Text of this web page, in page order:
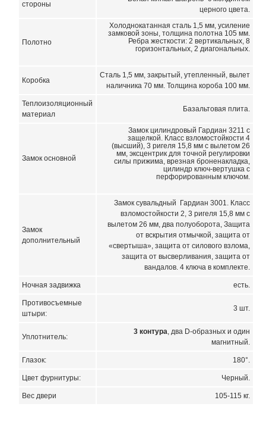
стороны
церного цвета.
Полотно
Холоднокатанная сталь 1,5 мм, усиление
замковой зоны, толщина полотна 105 мм.
Ребра жесткости: 2 вертикальных, 8
горизонтальных, 2 диагональных.
Коробка
Сталь 1,5 мм, закрытый, утепленный, вылет
наличника 70 мм. Толщина короба 100 мм.
Теплоизоляционный
материал
Базальтовая плита.
Замок основной
Замок цилиндровый Гардиан 3211 с
защелкой. Класс взломостойкости 4
(высший), 3 ригеля 15,8 мм с вылетом 26
мм, эксцентрик для точной регулировки
силы прижима, врезная броненакладка,
цилиндр ключ-вертушка с
перфорированным ключом.
Замок
дополнительный
Замок сувальдный Гардиан 3001. Класс
взломостойкости 2, 3 ригеля 15,8 мм с
вылетом 26 мм, два полуоборота, Защита
от вскрытия отмычкой, защита от
«свертыша», защита от силового взлома,
защита от высверливания, защита от
вандалов. 4 ключа в комплекте.
Ночная задвижка есть.
Противосъемные
штыри:
3 шт.
Уплотнитель:
3 контура, два D-образных и один
магнитный.
Глазок: 180°.
Цвет фурнитуры: Черный.
Вес двери 105-115 кг.